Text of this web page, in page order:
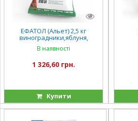
ЕФАТОЛ (Альет) 2,5 кг
виноградники,яблуня,
томати,соняшник
В наявності
1 326,60 грн.
Купити